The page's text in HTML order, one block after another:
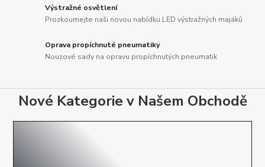
Výstražné osvětlení
Prozkoumejte naši novou nabídku LED výstražných majáků
Oprava propíchnuté pneumatiky
Nouzové sady na opravu propíchnutých pneumatik
Nové Kategorie v Našem Obchodě